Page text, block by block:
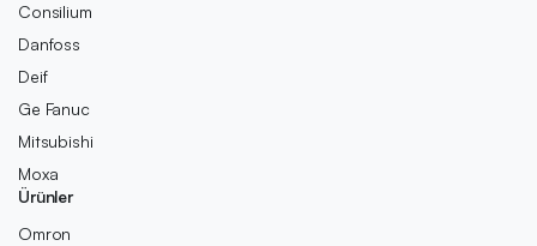
Consilium
Danfoss
Deif
Ge Fanuc
Mitsubishi
Moxa
Ürünler
Omron